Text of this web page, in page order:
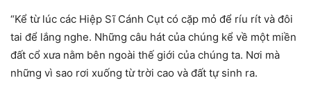
“Kể từ lúc các Hiệp Sĩ Cánh Cụt có cặp mỏ để ríu rít và đôi
tai để lắng nghe. Những câu hát của chúng kể về một miền
đất cổ xưa nằm bên ngoài thế giới của chúng ta. Nơi mà
những vì sao rơi xuống từ trời cao và đất tự sinh ra.